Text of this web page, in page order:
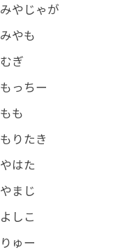
みやじゃが
みやも
むぎ
もっちー
もも
もりたき
やはた
やまじ
よしこ
りゅー